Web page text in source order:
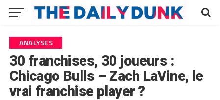
ANALYSES
30 franchises, 30 joueurs :
Chicago Bulls – Zach LaVine, le
vrai franchise player ?